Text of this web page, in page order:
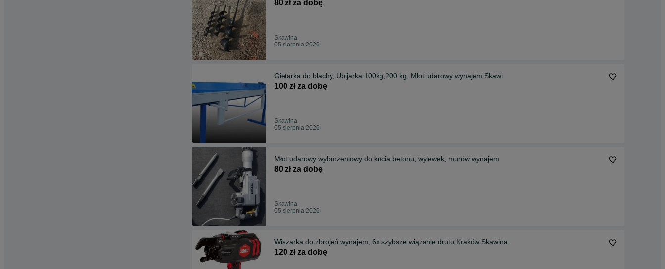
80 zł za dobę
Skawina
05 sierpnia 2026
Gietarka do blachy, Ubijarka 100kg,200 kg, Młot udarowy wynajem Skawi
100 zł za dobę
Skawina
05 sierpnia 2026
Młot udarowy wyburzeniowy do kucia betonu, wylewek, murów wynajem
80 zł za dobę
Skawina
05 sierpnia 2026
Wiązarka do zbrojeń wynajem, 6x szybsze wiązanie drutu Kraków Skawina
120 zł za dobę